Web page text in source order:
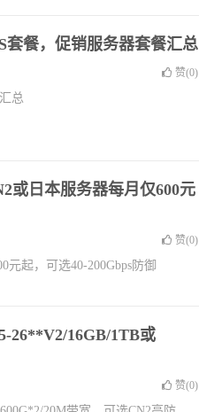
套餐，促销服务器套餐汇总
赞(0)
总
或日本服务器每月仅600元
赞(0)
起，可选40-200Gbps防御
26**V2/16GB/1TB或
赞(0)